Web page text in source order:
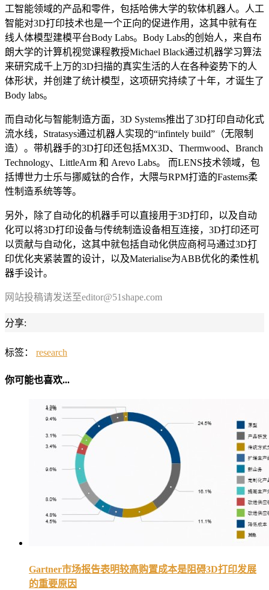
工智能领域的产品和零件，包括哈佛大学的软体机器人。人工
智能对3D打印技术也是一个正向的促进作用，这其中就有在
线人体模型建模平台Body Labs。Body Labs的创始人，来自布
朗大学的计算机视觉课程教授Michael Black通过机器学习算法
来研究成千上万的3D扫描的真实生活的人在各种姿势下的人
体形状，并创建了统计模型，这项研究持续了十年，才诞生了
Body labs。
而自动化与智能制造方面，3D Systems推出了3D打印自动化式
流水线，Stratasys通过机器人实现的“infintely build”（无限制
造）。带机器手的3D打印还包括MX3D、Thermwood、Branch
Technology、LittleArm 和 Arevo Labs。 而LENS技术领域，包
括博世力士乐与挪威钛的合作，大隈与RPM打造的Fastems柔
性制造系统等等。
另外，除了自动化的机器手可以直接用于3D打印，以及自动
化可以将3D打印设备与传统制造设备相互连接，3D打印还可
以贡献与自动化，这其中就包括自动化供应商柯马通过3D打
印优化夹紧装置的设计，以及Materialise为ABB优化的柔性机
器手设计。
网站投稿请发送至editor@51shape.com
分享:
标签： research
你可能也喜欢...
Gartner市场报告表明较高购置成本是阻碍3D打印发展
的重要原因